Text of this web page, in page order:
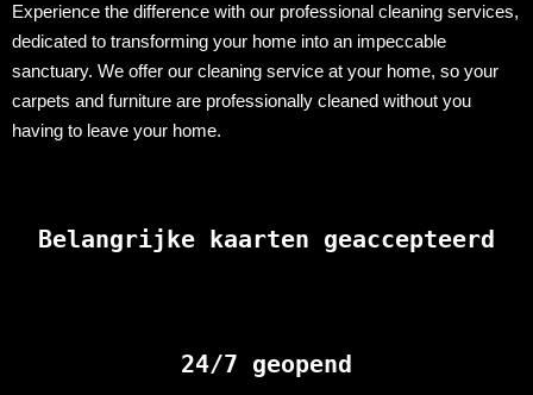
Experience the difference with our professional cleaning services,
dedicated to transforming your home into an impeccable
sanctuary. We offer our cleaning service at your home, so your
carpets and furniture are professionally cleaned without you
having to leave your home.
Belangrijke kaarten geaccepteerd
24/7 geopend